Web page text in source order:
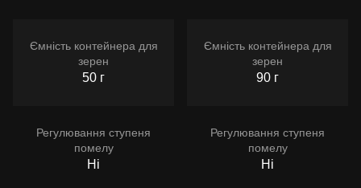
Ємність контейнера для
зерен
50 г
Регулювання ступеня
помелу
Ні
Ємність контейнера для
зерен
90 г
Регулювання ступеня
помелу
Ні